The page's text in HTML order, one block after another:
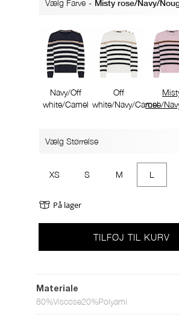
Vælg Farve - Misty rose/Navy/
Navy/Off
white/Camel
Off
white/Navy/Camel
rose/
Vælg Størrelse
XS S M L
På lager
TILFØJ TIL KURV
Materiale
80%Viscose20%Polyami